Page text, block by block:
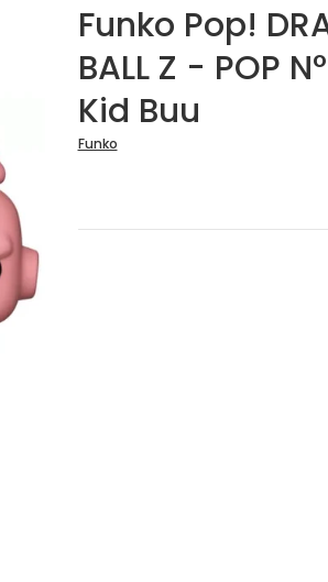
Funko Pop!
BALL Z - POP
Kid Buu
Funko